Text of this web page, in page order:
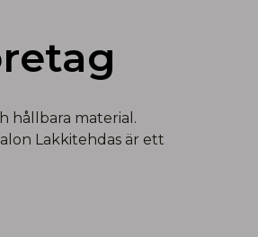
hållbara material.
Lakkitehdas är ett